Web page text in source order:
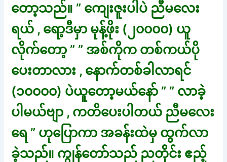
တော့သည်။ ” ကျေးဇူးပါပဲ ညီမလေး
ရယ် , ရော့ဒီမှာ မုန့်ဖိုး (၂၀၀၀၀) ယူ
လိုက်တော့ ” ” အစ်ကိုက တစ်ကယ်ပို
ပေးတာလား , နောက်တစ်ခါလာရင်
(၁၀၀၀၀) ပဲယူတော့မယ်နော် ” ” လာခဲ့
ပါမယ်ဗျာ , ကတိပေးပါတယ် ညီမလေး
ရေ ” ဟုပြောကာ အခန်းထဲမှ ထွက်လာ
ခဲ့သည်။ ကျွန်တော်သည် ညတိုင်း ဧည့်